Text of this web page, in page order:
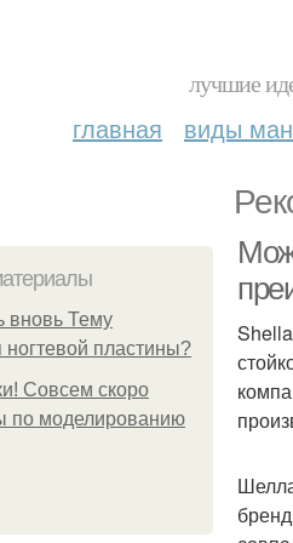
лучшие
главная виды
вновь Тему
пластины?
Совсем скоро
по моделированию